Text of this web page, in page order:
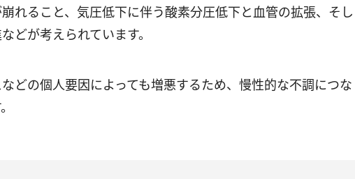
れること、気圧低下に伴う酸素分圧低下と血管の拡張、そし
どが考えられています。
どの個人要因によっても増悪するため、慢性的な不調につな